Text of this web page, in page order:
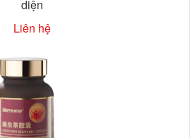
diện
Liên hệ